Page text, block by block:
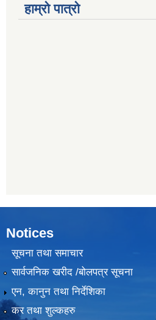
हाम्रो पात्रो
Notices
सूचना तथा समाचार
सार्वजनिक खरीद /बोलपत्र सूचना
एन, कानुन तथा निर्देशिका
कर तथा शुल्कहरु